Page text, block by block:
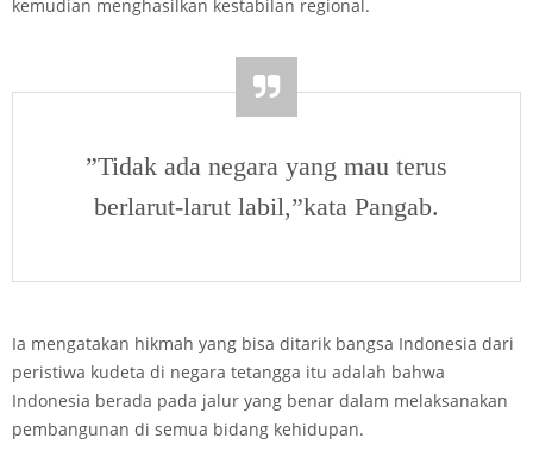
kemudian menghasilkan kestabilan regional.
”Tidak ada negara yang mau terus
berlarut-larut labil,”kata Pangab.
Ia mengatakan hikmah yang bisa ditarik bangsa Indonesia dari
peristiwa kudeta di negara tetangga itu adalah bahwa
Indonesia berada pada jalur yang benar dalam melaksanakan
pembangunan di semua bidang kehidupan.